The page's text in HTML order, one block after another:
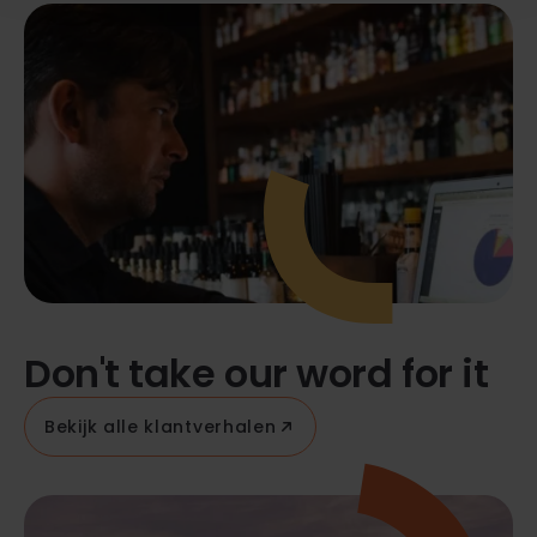
Don't take our word for it
Bekijk alle klantverhalen